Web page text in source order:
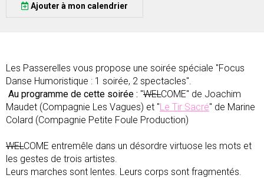
Ajouter à mon calendrier
Les Passerelles vous propose une soirée spéciale "Focus
Danse Humoristique : 1 soirée, 2 spectacles".
Au programme de cette soirée : "WELCOME" de Joachim
Maudet (Compagnie Les Vagues) et "Le Tir Sacré" de Marine
Colard (Compagnie Petite Foule Production)
WELCOME entremêle dans un désordre virtuose les mots et
les gestes de trois artistes.
Leurs marches sont lentes. Leurs corps sont fragmentés.